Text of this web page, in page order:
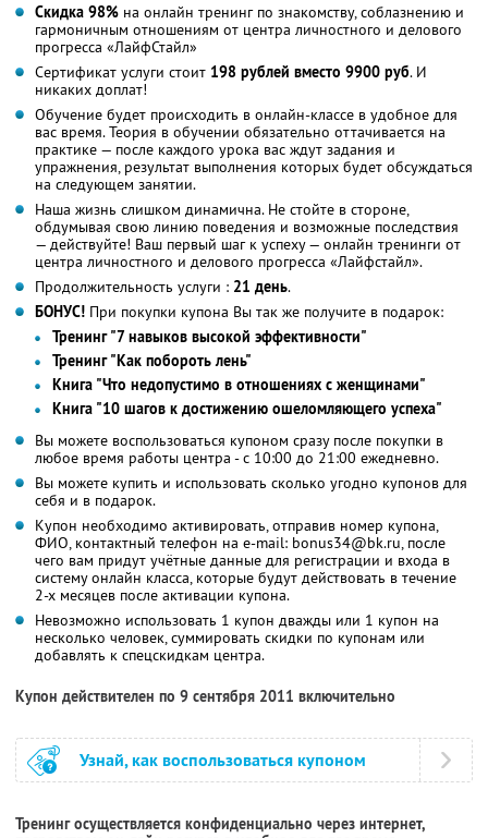
Скидка 98% на онлайн тренинг по знакомству, соблазнению и
гармоничным отношениям от центра личностного и делового
прогресса «ЛайфСтайл»
Сертификат услуги стоит 198 рублей вместо 9900 руб. И
никаких доплат!
Обучение будет происходить в онлайн-классе в удобное для
вас время. Теория в обучении обязательно оттачивается на
практике — после каждого урока вас ждут задания и
упражнения, результат выполнения которых будет обсуждаться
на следующем занятии.
Наша жизнь слишком динамична. Не стойте в стороне,
обдумывая свою линию поведения и возможные последствия
— действуйте! Ваш первый шаг к успеху — онлайн тренинги от
центра личностного и делового прогресса «Лайфстайл».
Продолжительность услуги : 21 день.
БОНУС! При покупки купона Вы так же получите в подарок:
Тренинг "7 навыков высокой эффективности"
Тренинг "Как побороть лень"
Книга "Что недопустимо в отношениях с женщинами"
Книга "10 шагов к достижению ошеломляющего успеха"
Вы можете воспользоваться купоном сразу после покупки в
любое время работы центра - с 10:00 до 21:00 ежедневно.
Вы можете купить и использовать сколько угодно купонов для
себя и в подарок.
Купон необходимо активировать, отправив номер купона,
ФИО, контактный телефон на e-mail: bonus34@bk.ru, после
чего вам придут учётные данные для регистрации и входа в
систему онлайн класса, которые будут действовать в течение
2-х месяцев после активации купона.
Невозможно использовать 1 купон дважды или 1 купон на
несколько человек, суммировать скидки по купонам или
добавлять к спецскидкам центра.
Купон действителен по 9 сентября 2011 включительно
Узнай, как воспользоваться купоном
Тренинг осуществляется конфиденциально через интернет,